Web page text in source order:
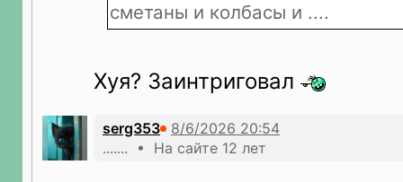
сметаны и колбасы и ....
Хуя? Заинтриговал
serg353
....... • На сайте 12 лет